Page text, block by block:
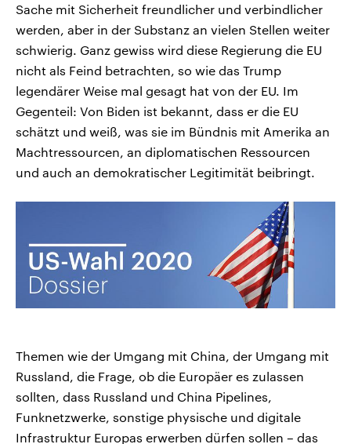
Sache mit Sicherheit freundlicher und verbindlicher
werden, aber in der Substanz an vielen Stellen weiter
schwierig. Ganz gewiss wird diese Regierung die EU
nicht als Feind betrachten, so wie das Trump
legendärer Weise mal gesagt hat von der EU. Im
Gegenteil: Von Biden ist bekannt, dass er die EU
schätzt und weiß, was sie im Bündnis mit Amerika an
Machtressourcen, an diplomatischen Ressourcen
und auch an demokratischer Legitimität beibringt.
Themen wie der Umgang mit China, der Umgang mit
Russland, die Frage, ob die Europäer es zulassen
sollten, dass Russland und China Pipelines,
Funknetzwerke, sonstige physische und digitale
Infrastruktur Europas erwerben dürfen sollen – das